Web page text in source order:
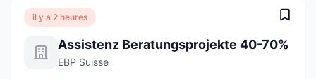
il y a 2 heures
Assistenz Beratungsprojekte 40-70%
EBP Suisse